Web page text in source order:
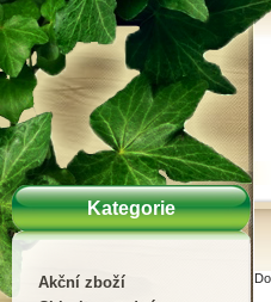
Kategorie
Akční zboží